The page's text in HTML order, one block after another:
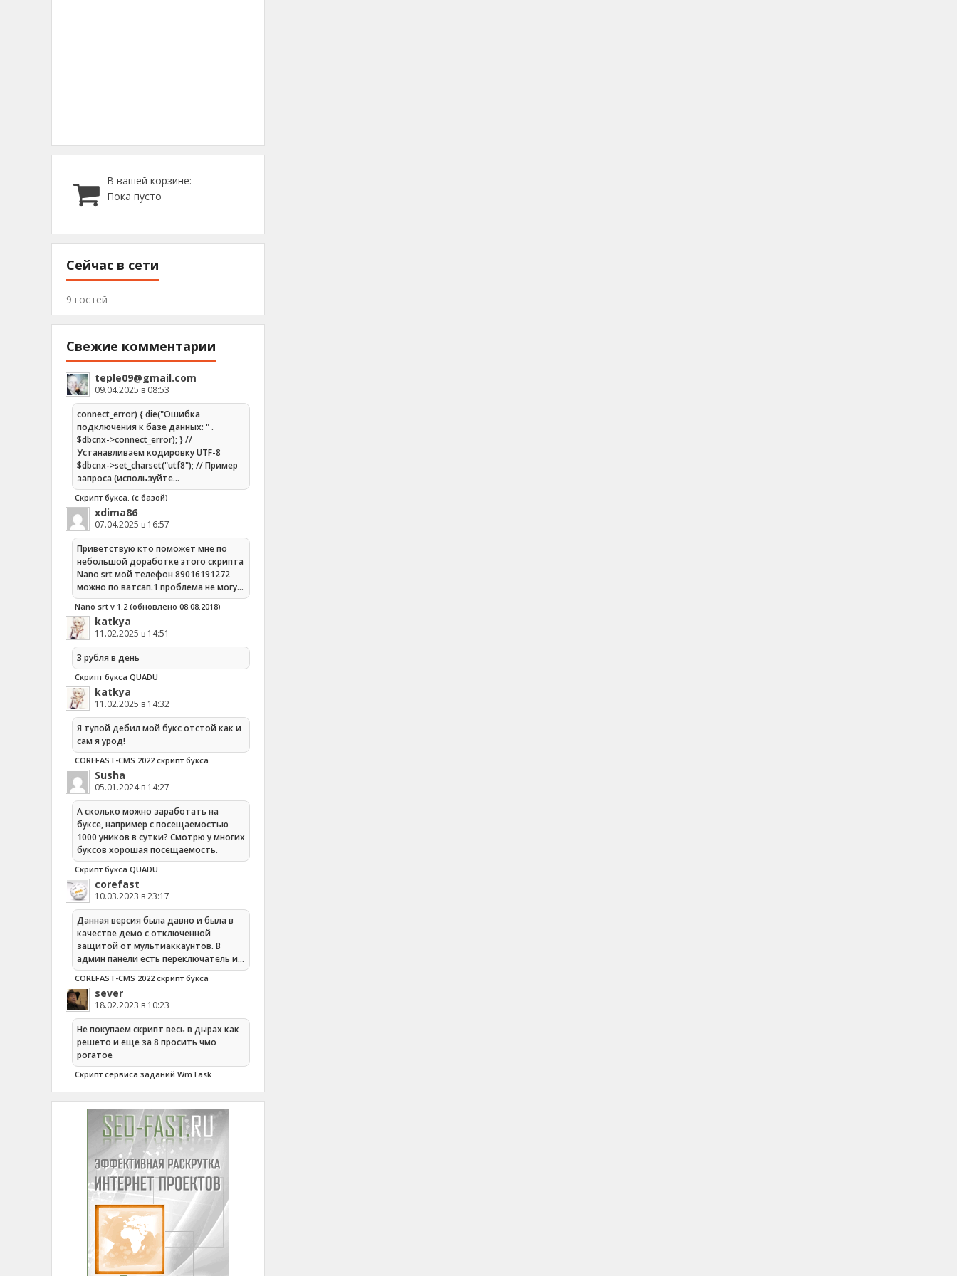
В вашей корзине:
Пока пусто
Сейчас в сети
9 гостей
Свежие комментарии
teple09@gmail.com
09.04.2025 в 08:53
connect_error) { die("Ошибка
подключения к базе данных: " .
$dbcnx->connect_error); } //
Устанавливаем кодировку UTF-8
$dbcnx->set_charset("utf8"); // Пример
запроса (используйте…
Скрипт букса. (с базой)
xdima86
07.04.2025 в 16:57
Приветствую кто поможет мне по
небольшой доработке этого скрипта
Nano srt мой телефон 89016191272
можно по ватсап.1 проблема не могу…
Nano srt v 1.2 (обновлено 08.08.2018)
katkya
11.02.2025 в 14:51
3 рубля в день
Скрипт букса QUADU
katkya
11.02.2025 в 14:32
Я тупой дебил мой букс отстой как и
сам я урод!
COREFAST-CMS 2022 скрипт букса
Susha
05.01.2024 в 14:27
А сколько можно заработать на
буксе, например с посещаемостью
1000 уников в сутки? Смотрю у многих
буксов хорошая посещаемость.
Скрипт букса QUADU
corefast
10.03.2023 в 23:17
Данная версия была давно и была в
качестве демо с отключенной
защитой от мультиаккаунтов. В
админ панели есть переключатель и…
COREFAST-CMS 2022 скрипт букса
sever
18.02.2023 в 10:23
Не покупаем скрипт весь в дырах как
решето и еще за 8 просить чмо
рогатое
Cкрипт сервиса заданий WmTask